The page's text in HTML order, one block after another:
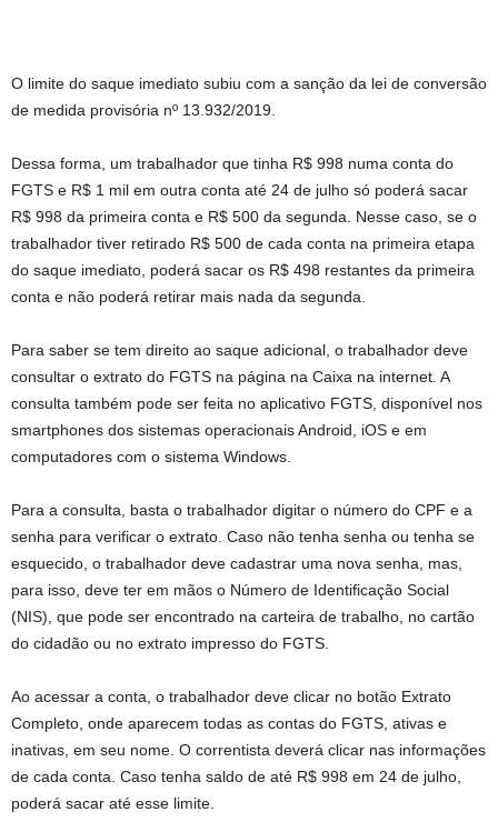
O limite do saque imediato subiu com a sanção da lei de conversão
de medida provisória nº 13.932/2019.
Dessa forma, um trabalhador que tinha R$ 998 numa conta do
FGTS e R$ 1 mil em outra conta até 24 de julho só poderá sacar
R$ 998 da primeira conta e R$ 500 da segunda. Nesse caso, se o
trabalhador tiver retirado R$ 500 de cada conta na primeira etapa
do saque imediato, poderá sacar os R$ 498 restantes da primeira
conta e não poderá retirar mais nada da segunda.
Para saber se tem direito ao saque adicional, o trabalhador deve
consultar o extrato do FGTS na página na Caixa na internet. A
consulta também pode ser feita no aplicativo FGTS, disponível nos
smartphones dos sistemas operacionais Android, iOS e em
computadores com o sistema Windows.
Para a consulta, basta o trabalhador digitar o número do CPF e a
senha para verificar o extrato. Caso não tenha senha ou tenha se
esquecido, o trabalhador deve cadastrar uma nova senha, mas,
para isso, deve ter em mãos o Número de Identificação Social
(NIS), que pode ser encontrado na carteira de trabalho, no cartão
do cidadão ou no extrato impresso do FGTS.
Ao acessar a conta, o trabalhador deve clicar no botão Extrato
Completo, onde aparecem todas as contas do FGTS, ativas e
inativas, em seu nome. O correntista deverá clicar nas informações
de cada conta. Caso tenha saldo de até R$ 998 em 24 de julho,
poderá sacar até esse limite.